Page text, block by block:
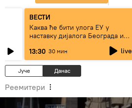
ВЕСТИ
Каква ће бити улога ЕУ у
наставку дијалога Београда и
13:30 30 мин live
Јуче Данас
Реемитери